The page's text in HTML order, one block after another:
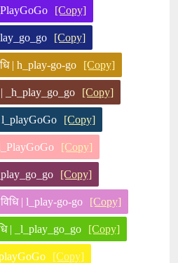
[Copy]
[Copy]
| h_play-go-go [Copy]
| _h_play_go_go [Copy]
l_playGoGo [Copy]
[Copy]
[Copy]
| l_play-go-go [Copy]
| _l_play_go_go [Copy]
[Copy]